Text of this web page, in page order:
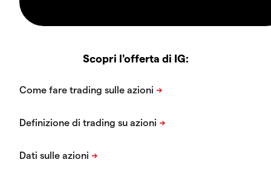
Scopri l'offerta di IG: